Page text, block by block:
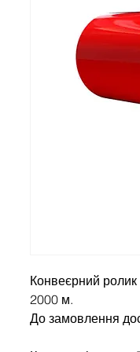
Конвеєрний
2000 м.
До замовлення